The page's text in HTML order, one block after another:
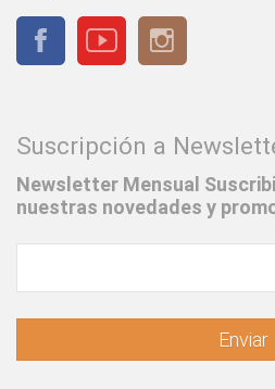
Suscripción a
Newsletter Mensual
nuestras novedades y
Enviar